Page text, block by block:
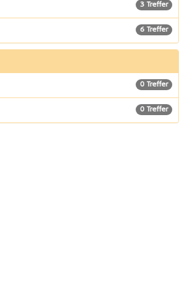
3 Treffer
6 Treffer
0 Treffer
0 Treffer